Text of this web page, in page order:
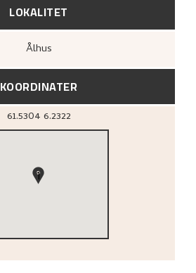
LOKALITET
Ålhus
KOORDINATER
61.5304 6.2322
1